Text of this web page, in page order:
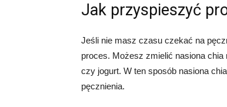
Jak przyspieszyć
Jeśli nie masz czasu czekać na
proces. Możesz zmielić nasiona
czy jogurt. W ten sposób nasiona
pęcznienia.